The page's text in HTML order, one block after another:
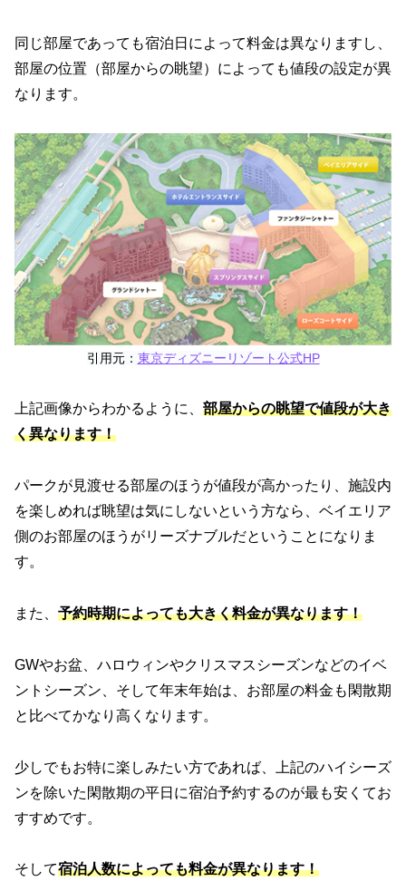
同じ部屋であっても宿泊日によって料金は異なりますし、
部屋の位置（部屋からの眺望）によっても値段の設定が異
なります。
引用元： 東京ディズニーリゾート公式HP
上記画像からわかるように、 部屋からの眺望で値段が大き
く異なります！
パークが見渡せる部屋のほうが値段が高かったり、施設内
を楽しめれば眺望は気にしないという方なら、ベイエリア
側のお部屋のほうがリーズナブルだということになりま
す。
また、 予約時期によっても大きく料金が異なります！
GWやお盆、ハロウィンやクリスマスシーズンなどのイベ
ントシーズン、そして年末年始は、お部屋の料金も閑散期
と比べてかなり高くなります。
少しでもお特に楽しみたい方であれば、上記のハイシーズ
ンを除いた閑散期の平日に宿泊予約するのが最も安くてお
すすめです。
そして宿泊人数によっても料金が異なります！